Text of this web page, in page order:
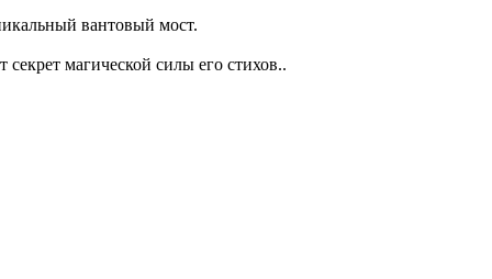
вантовый мост.
магической силы его стихов..